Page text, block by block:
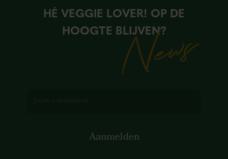
HÉ VEGGIE LOVER! OP DE
HOOGTE BLIJVEN?
News